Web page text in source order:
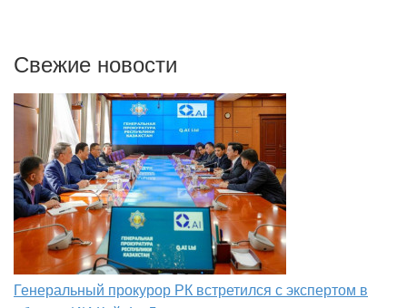
Свежие новости
Генеральный прокурор РК встретился с экспертом в